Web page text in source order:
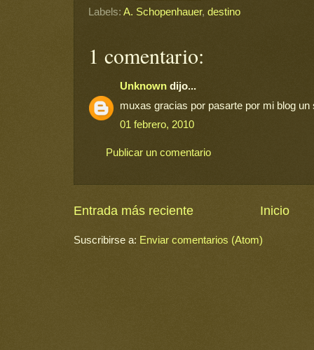
Labels: A. Schopenhauer, destino
1 comentario:
Unknown dijo...
muxas gracias por pasarte por mi blog un
01 febrero, 2010
Publicar un comentario
Entrada más reciente Inicio
Suscribirse a: Enviar comentarios (Atom)